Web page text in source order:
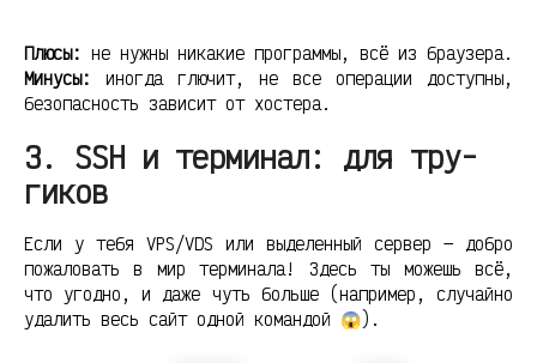
Плюсы: не нужны никакие программы, всё из браузера.
Минусы:
иногда глючит, не все операции доступны,
безопасность зависит от хостера.
3. SSH и терминал: для тру-
гиков
Если у тебя VPS/VDS или выделенный сервер — добро
пожаловать в мир терминала! Здесь ты можешь всё,
что угодно, и даже чуть больше (например, случайно
удалить весь сайт одной командой 😱).